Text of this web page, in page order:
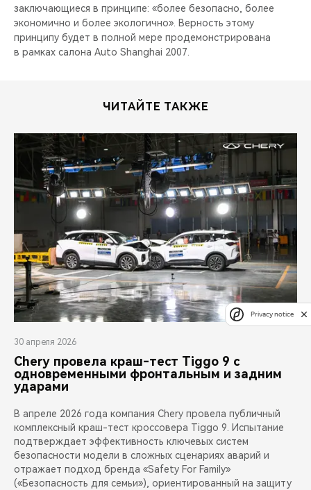
заключающиеся в принципе: «более безопасно, более
экономично и более экологично». Верность этому
принципу будет в полной мере продемонстрирована
в рамках салона Auto Shanghai 2007.
ЧИТАЙТЕ ТАКЖЕ
30 апреля 2026
Chery провела краш-тест Tiggo 9 с
одновременными фронтальным и задним
ударами
В апреле 2026 года компания Chery провела публичный
комплексный краш-тест кроссовера Tiggo 9. Испытание
подтверждает эффективность ключевых систем
безопасности модели в сложных сценариях аварий и
отражает подход бренда «Safety For Family»
(«Безопасность для семьи»), ориентированный на защиту
Privacy notice